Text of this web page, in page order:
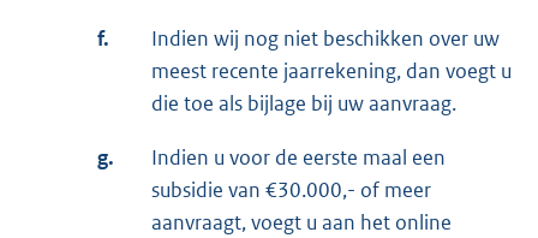
n
:
f.
Indien wij nog niet beschikken over uw
meest recente jaarrekening, dan voegt u
die toe als bijlage bij uw aanvraag.
g.
Indien u voor de eerste maal een
subsidie van €30.000,- of meer
aanvraagt, voegt u aan het online